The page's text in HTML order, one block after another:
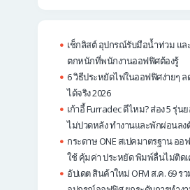
เช็กลิสต์ อุปกรณ์รับมือน้ำท่วม แล
ตกหนักที่พนักงานออฟฟิศต้องรู้
6 วิธีประหยัดไฟในออฟฟิศง่ายๆ
ได้จริง 2026
เก้าอี้ Furradec ดีไหม? ส่อง 5 รุ่
ไม่ปวดหลัง ทำงานและพักผ่อนลง
กระดาษ ONE สเปคมาตรฐาน อ
ใช้ คุ้มค่า ประหยัด พิมพ์ลื่นไม่ติดเ
อัปเดต สินค้าใหม่ OFM ส.ค. 69 ร